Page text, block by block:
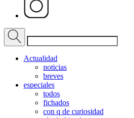
Actualidad
noticias
breves
especiales
todos
fichados
con q de curiosidad